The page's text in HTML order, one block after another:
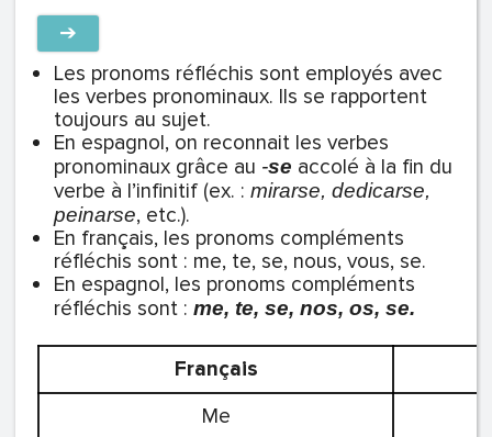
➔
Les pronoms réfléchis sont employés avec
les verbes pronominaux. Ils se rapportent
toujours au sujet.
En espagnol, on reconnait les verbes
pronominaux grâce au -se accolé à la fin du
verbe à l’infinitif (ex. : mirarse, dedicarse,
peinarse, etc.).
En français, les pronoms compléments
réfléchis sont : me, te, se, nous, vous, se.
En espagnol, les pronoms compléments
réfléchis sont : me, te, se, nos, os, se.
Français
Me